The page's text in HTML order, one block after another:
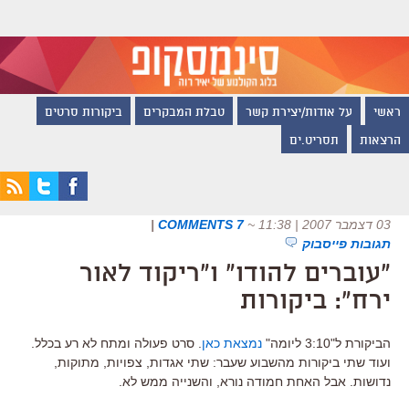
ראשי על אודות/יצירת קשר טבלת המבקרים ביקורות סרטים
הרצאות תסריט.ים
03 דצמבר 2007 | 11:38 ~
7 COMMENTS
|
תגובות פייסבוק
"עוברים להודו" ו"ריקוד לאור
ירח": ביקורות
הביקורת ל"3:10 ליומה" נמצאת כאן . סרט פעולה ומתח לא רע בכלל.
ועוד שתי ביקורות מהשבוע שעבר: שתי אגדות, צפויות, מתוקות,
נדושות. אבל האחת חמודה נורא, והשנייה ממש לא.